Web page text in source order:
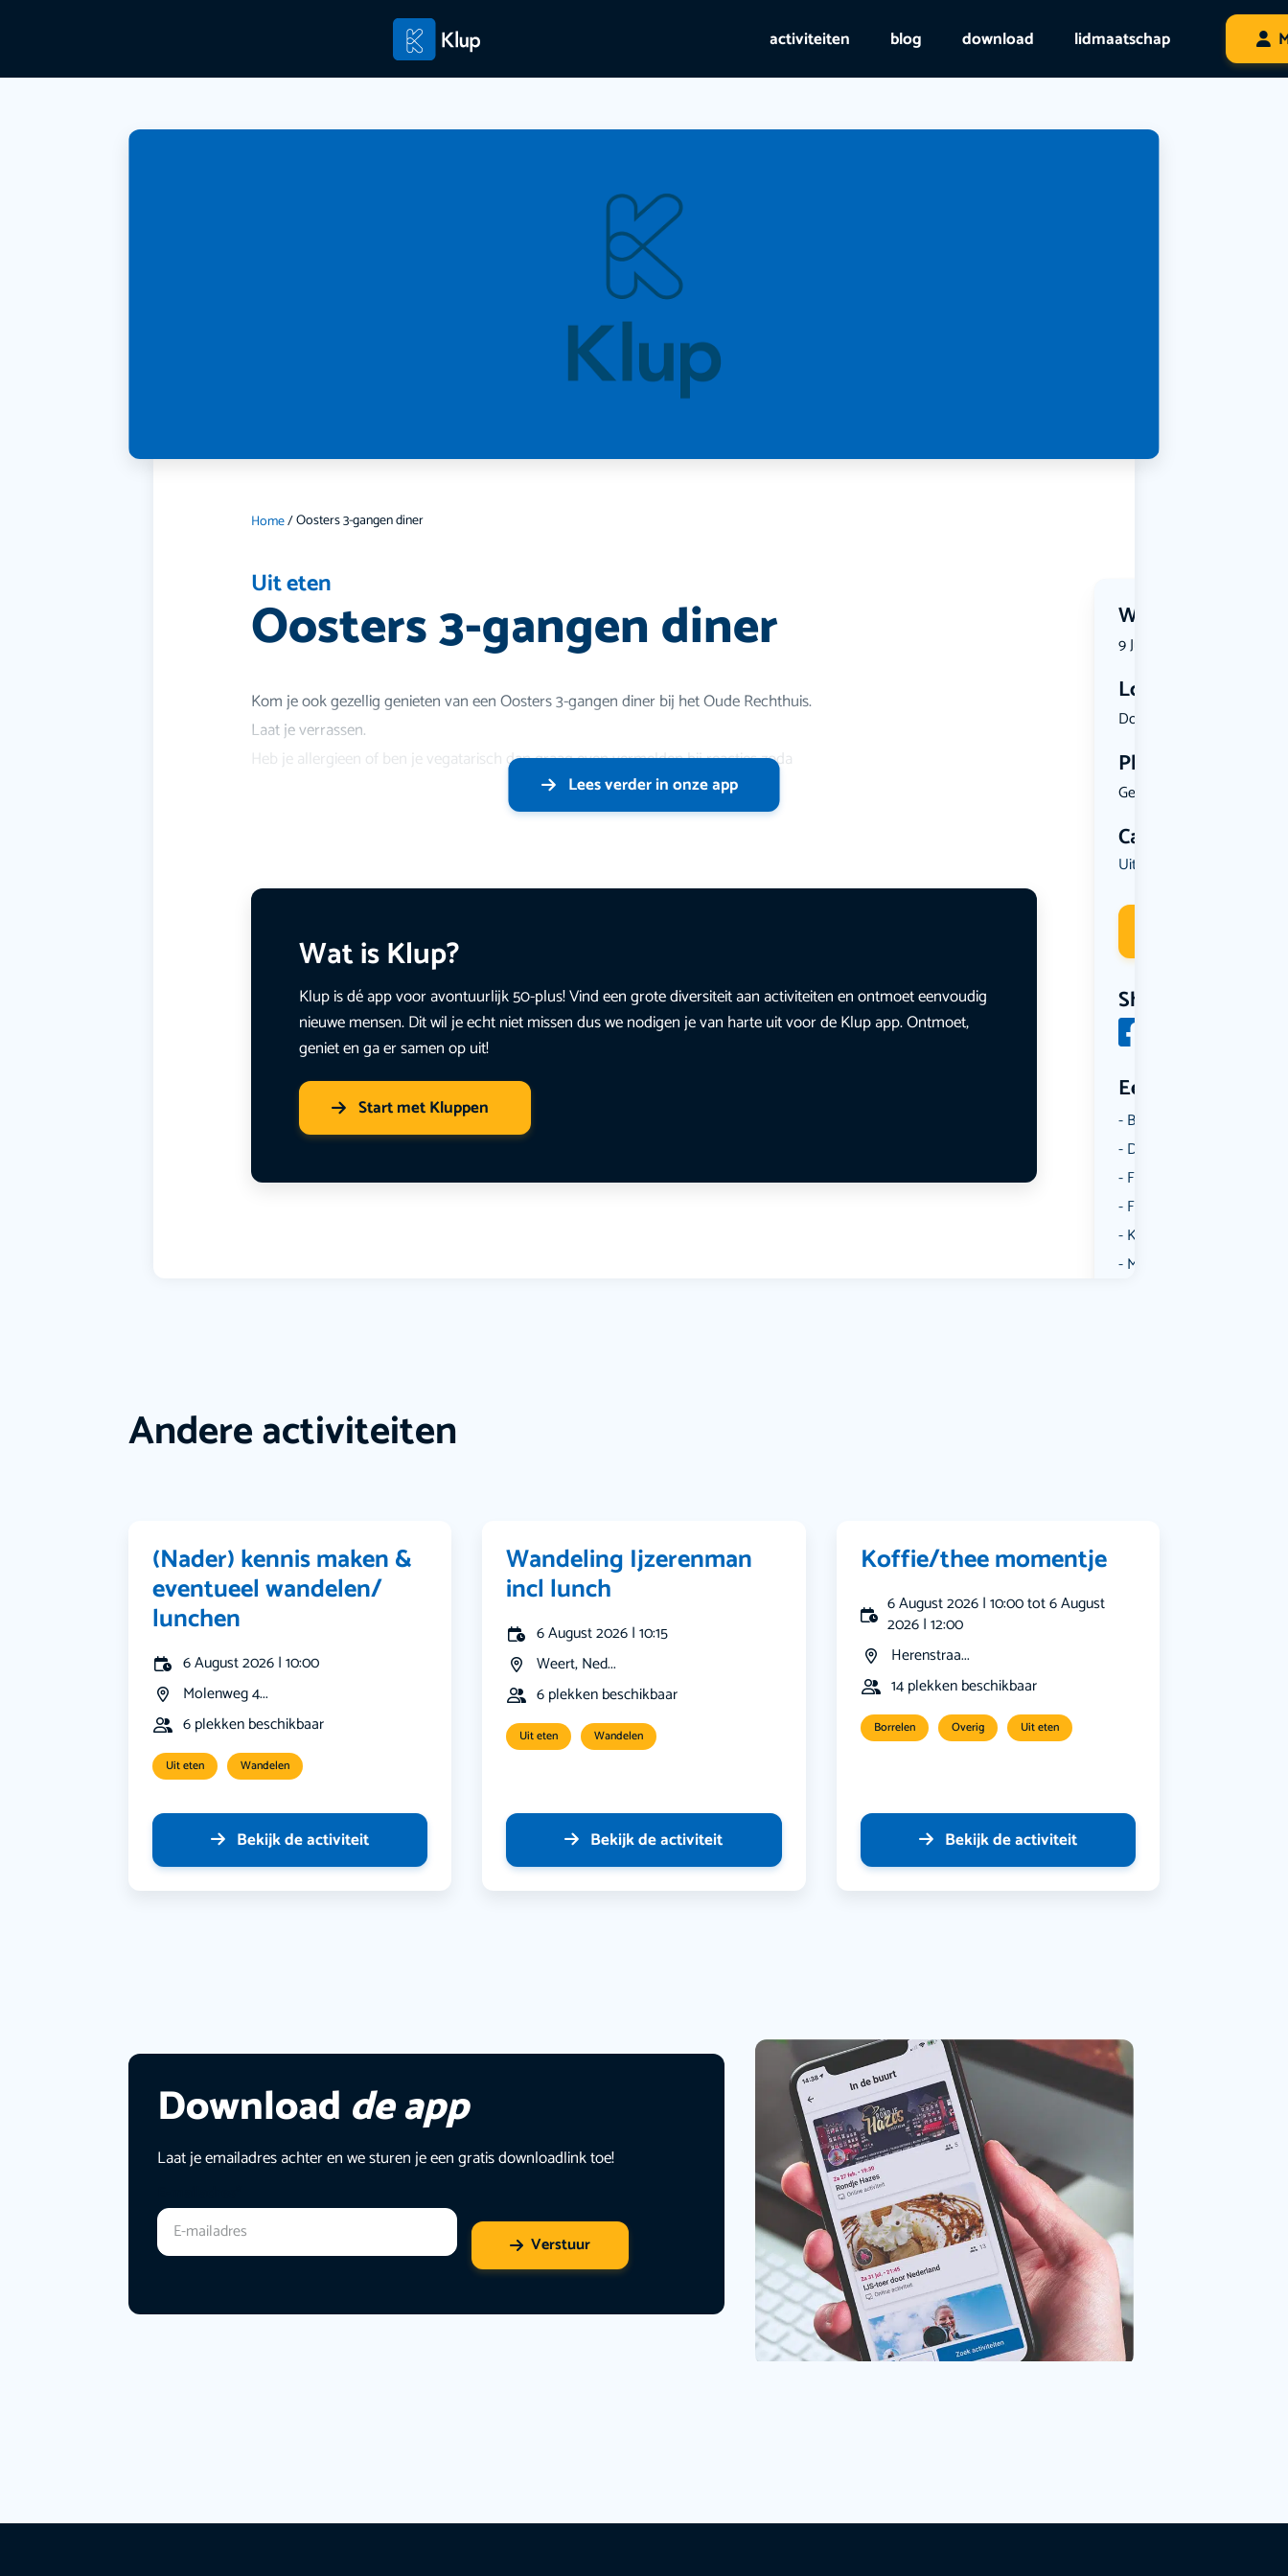
activiteiten blog download lidmaatschap
Home/Oosters 3-gangen diner
Uit eten
Oosters 3-gangen diner Wanneer?
9 July 2026 | 18:30
Locatie
Dorpsstraa...
Plekken
Geen limiet
Categorie
Uit eten
Share
Een aantal
Borrelen
Dansen
Fietsen
Film
Kunst & Cultuur
Muziek
Kom je ook gezellig genieten van een Oosters 3-gangen diner bij het Oude Rechthuis.
Laat je verrassen.
Heb je allergieen of ben je vegatarisch dan graag even vermelden bij reacties zoda
Lees verder in onze app
Wat is Klup?
Klup is dé app voor avontuurlijk 50-plus! Vind een grote diversiteit aan activiteiten en ontmoet eenvoudig
nieuwe mensen. Dit wil je echt niet missen dus we nodigen je van harte uit voor de Klup app. Ontmoet,
geniet en ga er samen op uit!
Start met Kluppen
Andere activiteiten
(Nader) kennis maken &
eventueel wandelen/
lunchen
6 August 2026 | 10:00
Molenweg 4...
6 plekken beschikbaar
Uit eten Wandelen
Bekijk de activiteit
Wandeling Ijzerenman
incl lunch
6 August 2026 | 10:15
Weert, Ned...
6 plekken beschikbaar
Uit eten Wandelen
Bekijk de activiteit
Koffie/thee momentje
6 August 2026 | 10:00 tot 6 August
2026 | 12:00
Herenstraa...
14 plekken beschikbaar
Borrelen Overig Uit eten
Bekijk de activiteit
Download de app
Laat je emailadres achter en we sturen je een gratis downloadlink toe!
Verstuur